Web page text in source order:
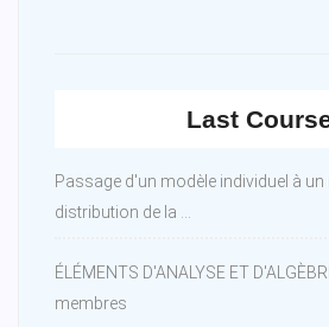
Last
Passage d'un modèle individuel à un
distribution de la ...
ÉLÉMENTS D'ANALYSE ET
membres